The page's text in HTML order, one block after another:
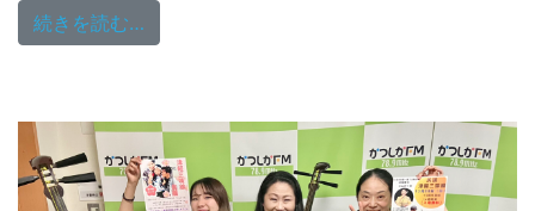
続きを読む…